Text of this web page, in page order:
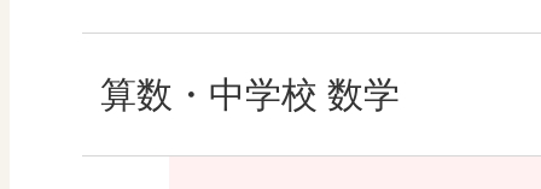
その他の教育資料
図工のみかた
どうする？とくだ先
―マンガで考える道
社会科NAVI
算数・中学校 数学